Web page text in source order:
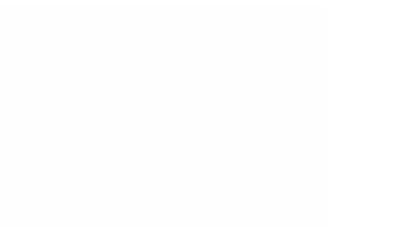
Ein neuer Fall für Sophie